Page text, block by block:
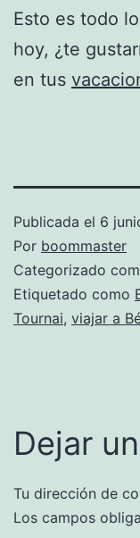
Esto es todo
hoy, ¿te
en tus
Publicada el 6
Por boommaster
Categorizado
Etiquetado como
Tournai, viajar a
Dejar
Tu dirección de
Los campos